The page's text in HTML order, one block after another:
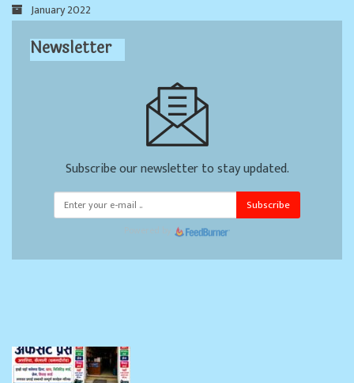
January 2022
Newsletter
Subscribe our newsletter to stay updated.
Subscribe